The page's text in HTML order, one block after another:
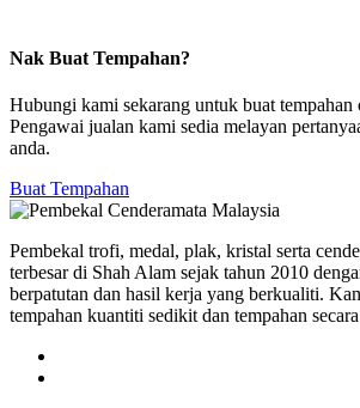
Nak Buat Tempahan?
Hubungi kami sekarang untuk buat tempahan
Pengawai jualan kami sedia melayan
anda.
Buat Tempahan
Pembekal trofi, medal, plak, kristal serta
terbesar di Shah Alam sejak tahun 2010
berpatutan dan hasil kerja yang berkualiti.
tempahan kuantiti sedikit dan tempahan